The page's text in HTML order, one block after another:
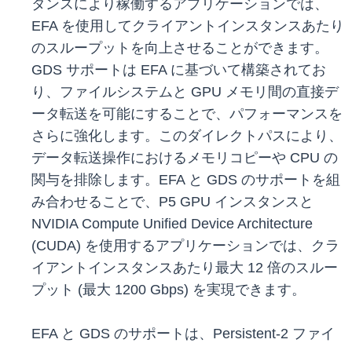
タンスにより稼働するアプリケーションでは、
EFA を使用してクライアントインスタンスあたり
のスループットを向上させることができます。
GDS サポートは EFA に基づいて構築されてお
り、ファイルシステムと GPU メモリ間の直接デ
ータ転送を可能にすることで、パフォーマンスを
さらに強化します。このダイレクトパスにより、
データ転送操作におけるメモリコピーや CPU の
関与を排除します。EFA と GDS のサポートを組
み合わせることで、P5 GPU インスタンスと
NVIDIA Compute Unified Device Architecture
(CUDA) を使用するアプリケーションでは、クラ
イアントインスタンスあたり最大 12 倍のスルー
プット (最大 1200 Gbps) を実現できます。
EFA と GDS のサポートは、Persistent-2 ファイ